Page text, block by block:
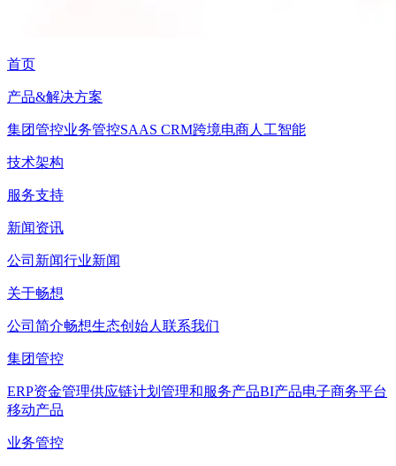
首页
产品&解决方案
集团管控业务管控SAAS CRM跨境电商人工智能
技术架构
服务支持
新闻资讯
公司新闻行业新闻
关于畅想
公司简介畅想生态创始人 联系我们
集团管控
ERP资金管理供应链计划管理和服务产品BI产品电子商务平台
移动产品
业务管控